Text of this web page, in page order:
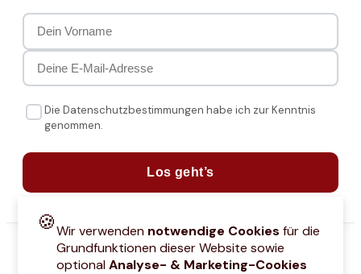
Die Datenschutzbestimmungen habe ich zur Kenntnis
genommen.
Los geht’s
🍪Wir verwenden notwendige Cookies für die
Grundfunktionen dieser Website sowie
optionalAnalyse- & Marketing-Cookies